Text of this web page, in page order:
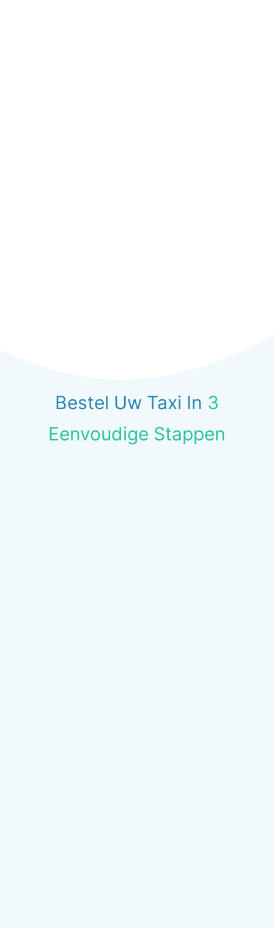
Bestel Uw Taxi In 3
Eenvoudige Stappen